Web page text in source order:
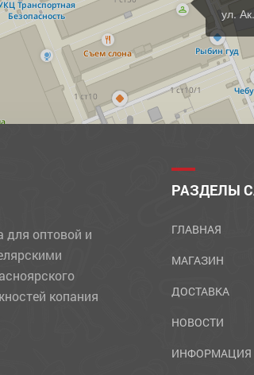
ул.
для оптовой и
копания
РАЗДЕЛЫ
ГЛАВНАЯ
МАГАЗИН
ДОСТАВКА
НОВОСТИ
ИНФОРМАЦИЯ